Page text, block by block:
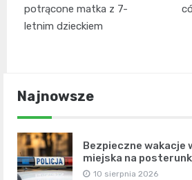
potrącone matka z 7-
letnim dzieckiem
Najnowsze
Bezpieczne wakacje
miejska na
10 sierpnia 2026